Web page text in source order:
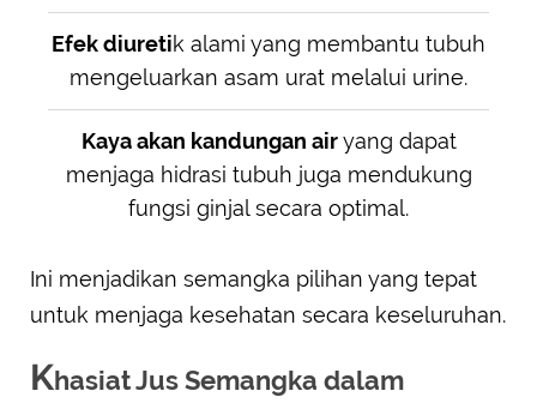
Efek diuretik alami yang membantu tubuh
mengeluarkan asam urat melalui urine.
Kaya akan kandungan airyang dapat
menjaga hidrasi tubuh juga mendukung
fungsi ginjal secara optimal.
Ini menjadikan semangka pilihan yang tepat
untuk menjaga kesehatan secara keseluruhan.
Khasiat Jus Semangka dalam